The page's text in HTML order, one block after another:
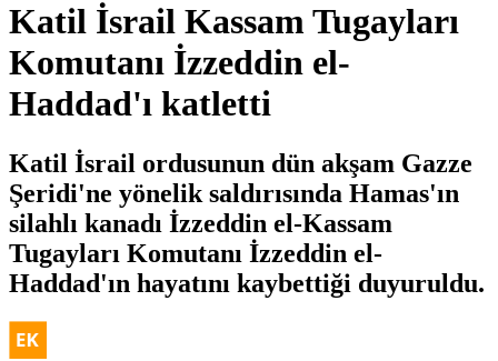
Katil İsrail Kassam Tugayları
Komutanı İzzeddin el-
Haddad'ı katletti
Katil İsrail ordusunun dün akşam Gazze
Şeridi'ne yönelik saldırısında Hamas'ın
silahlı kanadı İzzeddin el-Kassam
Tugayları Komutanı İzzeddin el-
Haddad'ın hayatını kaybettiği duyuruldu.